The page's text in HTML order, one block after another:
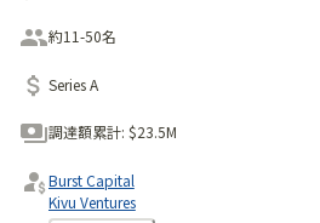
約11-50名
Series A
調達額累計: $23.5M
Burst Capital
Kivu Ventures